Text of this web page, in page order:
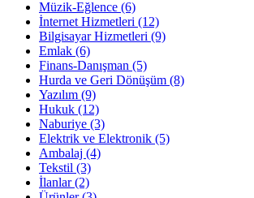
Müzik-Eğlence (6)
İnternet Hizmetleri (12)
Bilgisayar Hizmetleri (9)
Emlak (6)
Finans-Danışman (5)
Hurda ve Geri Dönüşüm (8)
Yazılım (9)
Hukuk (12)
Naburiye (3)
Elektrik ve Elektronik (5)
Ambalaj (4)
Tekstil (3)
İlanlar(2)